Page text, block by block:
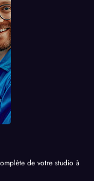
de votre studio à